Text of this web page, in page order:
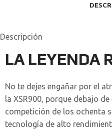
Descripción
LA LEYENDA
No te dejes engañar por el
la XSR900, porque debajo
competición de los ochenta
tecnología de alto